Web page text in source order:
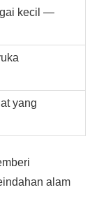
kecil —
yang
alam